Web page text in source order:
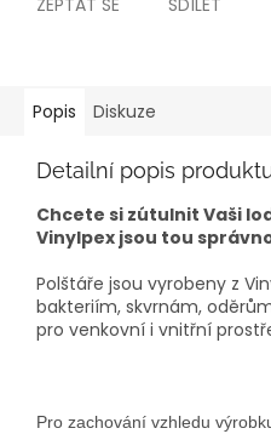
ZEPTAT SE SDÍLET
Popis Diskuze
Detailní popis
Chcete si zútulnit Vaši
Vinylpex jsou tou
Polštáře jsou vyrobeny z
bakteriím, skvrnám,
pro venkovní i vnitřní
Pro zachování vzhledu